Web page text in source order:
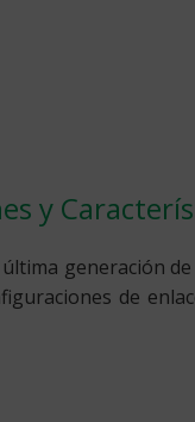
y
generación
de